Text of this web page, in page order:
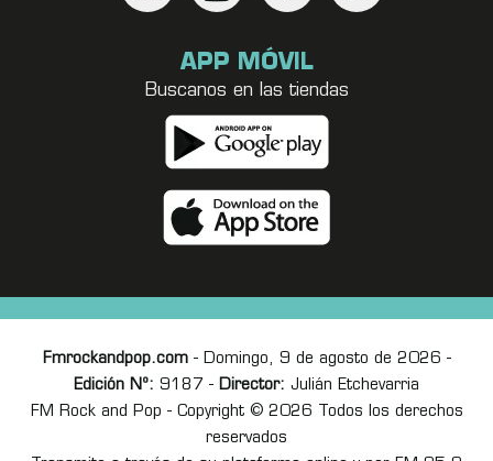
APP MÓVIL
Buscanos en las tiendas
Fmrockandpop.com- Domingo, 9 de agosto de 2026 -
Edición Nº: 9187 - Director: Julián Etchevarria
FM Rock and Pop - Copyright © 2026 Todos los derechos
reservados